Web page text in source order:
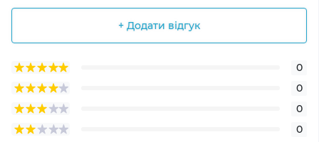
+ Додати відгук
0
0
0
0